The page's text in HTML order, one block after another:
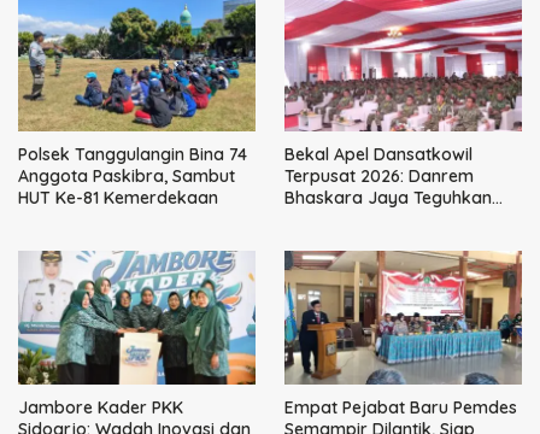
Polsek Tanggulangin Bina 74
Anggota Paskibra, Sambut
HUT Ke-81 Kemerdekaan
Bekal Apel Dansatkowil
Terpusat 2026: Danrem
Bhaskara Jaya Teguhkan
Jambore Kader PKK
Sidoarjo: Wadah Inovasi dan
Empat Pejabat Baru Pemdes
Semampir Dilantik, Siap